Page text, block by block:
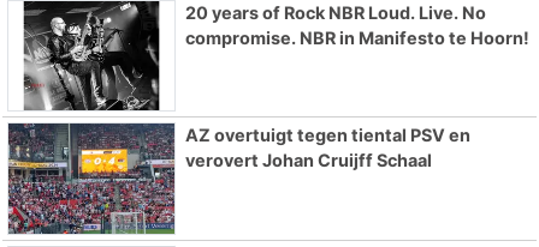
20 years of Rock NBR Loud. Live. No
compromise. NBR in Manifesto te Hoorn!
AZ overtuigt tegen tiental PSV en
verovert Johan Cruijff Schaal